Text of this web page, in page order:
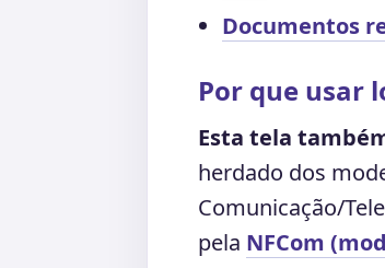
Documentos
Por que usar
Esta tela
herdado dos
Comunicação/
pela NFCom